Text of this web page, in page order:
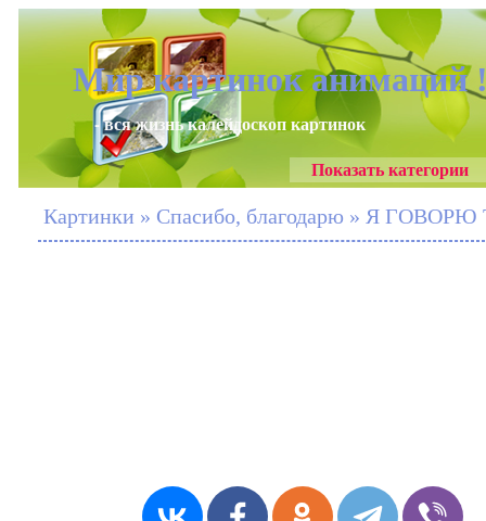
Мир картинок анимаций
- вся жизнь калейдоскоп картинок
Показать категории
Картинки » Спасибо, благодарю » Я